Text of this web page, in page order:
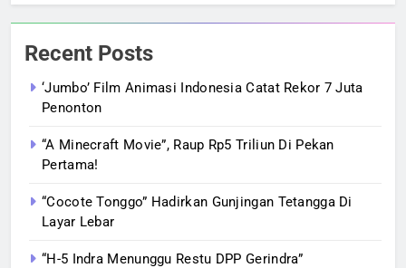
Recent Posts
‘Jumbo’ Film Animasi Indonesia Catat Rekor 7 Juta
Penonton
“A Minecraft Movie”, Raup Rp5 Triliun Di Pekan
Pertama!
“Cocote Tonggo” Hadirkan Gunjingan Tetangga Di
Layar Lebar
“H-5 Indra Menunggu Restu DPP Gerindra”